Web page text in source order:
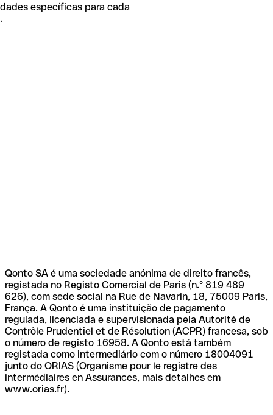
específicas para cada
Qonto SA é uma sociedade anónima de direito francês,
registada no Registo Comercial de Paris (n.º 819 489
626), com sede social na Rue de Navarin, 18, 75009 Paris,
França. A Qonto é uma instituição de pagamento
regulada, licenciada e supervisionada pela Autorité de
Contrôle Prudentiel et de Résolution (ACPR) francesa, sob
o número de registo 16958. A Qonto está também
registada como intermediário com o número 18004091
junto do ORIAS (Organisme pour le registre des
intermédiaires en Assurances, mais detalhes em
www.orias.fr).